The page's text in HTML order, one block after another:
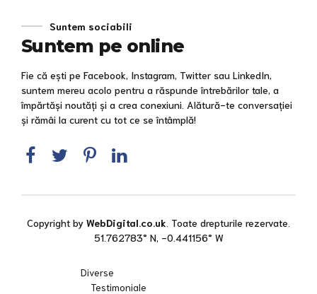
Suntem sociabili
Suntem pe online
Fie că ești pe Facebook, Instagram, Twitter sau LinkedIn,
suntem mereu acolo pentru a răspunde întrebărilor tale, a
împărtăși noutăți și a crea conexiuni. Alătură-te conversației
și rămâi la curent cu tot ce se întâmplă!
Copyright by WebDigital.co.uk . Toate drepturile rezervate.
51.762783° N, -0.441156° W
Diverse
Testimoniale